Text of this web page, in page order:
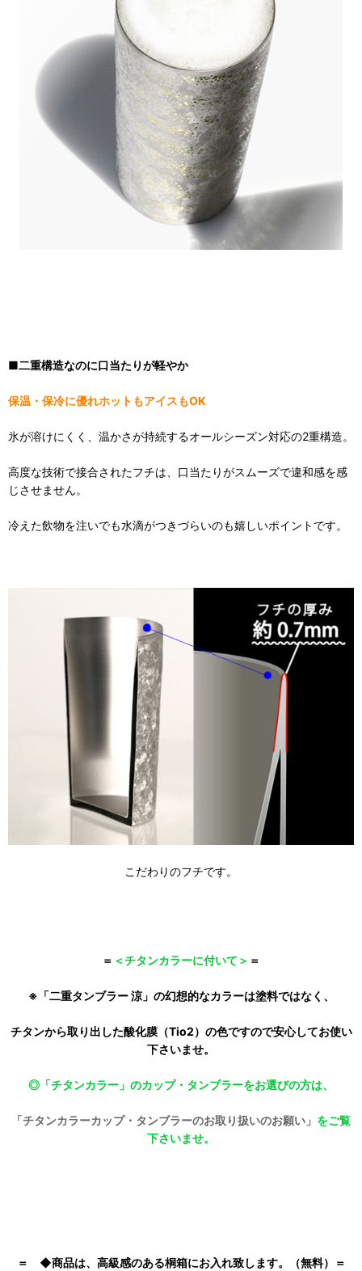
■二重構造なのに口当たりが軽やか
保温・保冷に優れホットもアイスもOK
氷が溶けにくく、温かさが持続するオールシーズン対応の2重構造。
高度な技術で接合されたフチは、口当たりがスムーズで違和感を感
じさせません。
冷えた飲物を注いでも水滴がつきづらいのも嬉しいポイントです。
こだわりのフチです。
＝ ＜チタンカラーに付いて＞ ＝
※「二重タンブラー 涼」の幻想的なカラーは塗料ではなく、
チタンから取り出した酸化膜（Tio2）の色ですので安心してお使い
下さいませ。
◎「チタンカラー」のカップ・タンブラーをお選びの方は、
「チタンカラーカップ・タンブラーのお取り扱いのお願い」 をご覧
下さいませ。
＝ ◆商品は、高級感のある桐箱にお入れ致します。（無料）＝